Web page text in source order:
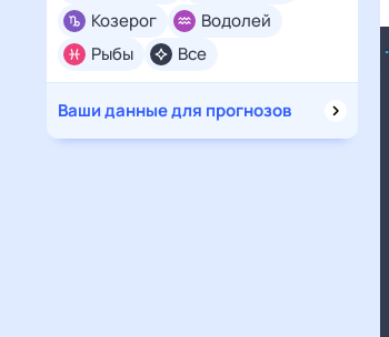
Все
Козерог
Водолей
Рыбы
Ваши данные для прогнозов